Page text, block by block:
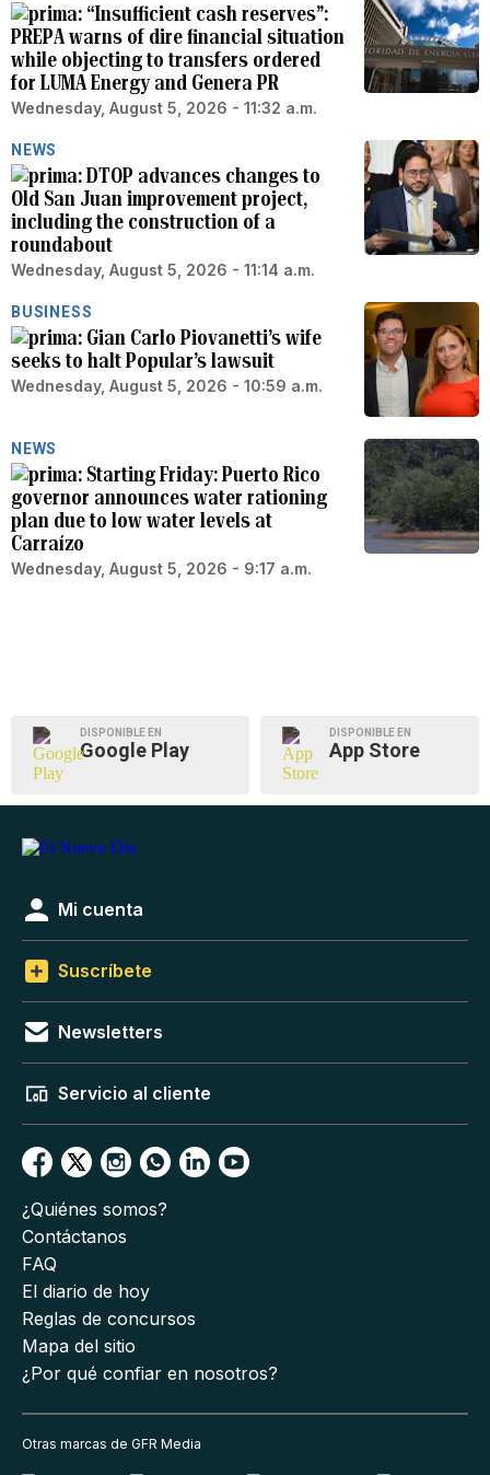
“Insufficient cash reserves”:
PREPA warns of dire financial situation
while objecting to transfers ordered
for LUMA Energy and Genera PR
Wednesday, August 5, 2026 - 11:32 a.m.
NEWS
DTOP advances changes to
Old San Juan improvement project,
including the construction of a
roundabout
Wednesday, August 5, 2026 - 11:14 a.m.
BUSINESS
Gian Carlo Piovanetti’s wife
seeks to halt Popular’s lawsuit
Wednesday, August 5, 2026 - 10:59 a.m.
NEWS
Starting Friday: Puerto Rico
governor announces water rationing
plan due to low water levels at
Carraízo
Wednesday, August 5, 2026 - 9:17 a.m.
DISPONIBLE EN
Google Play
DISPONIBLE EN
App Store
Mi cuenta
Suscríbete
Newsletters
Servicio al cliente
¿Quiénes somos?
Contáctanos
FAQ
El diario de hoy
Reglas de concursos
Mapa del sitio
¿Por qué confiar en nosotros?
Otras marcas de GFR Media